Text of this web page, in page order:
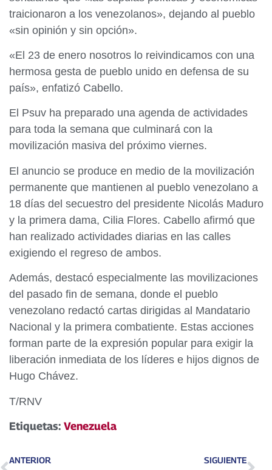
traicionaron a los venezolanos», dejando al pueblo
«sin opinión y sin opción».
«El 23 de enero nosotros lo reivindicamos con una
hermosa gesta de pueblo unido en defensa de su
país», enfatizó Cabello.
El Psuv ha preparado una agenda de actividades
para toda la semana que culminará con la
movilización masiva del próximo viernes.
El anuncio se produce en medio de la movilización
permanente que mantienen al pueblo venezolano a
18 días del secuestro del presidente Nicolás Maduro
y la primera dama, Cilia Flores. Cabello afirmó que
han realizado actividades diarias en las calles
exigiendo el regreso de ambos.
Además, destacó especialmente las movilizaciones
del pasado fin de semana, donde el pueblo
venezolano redactó cartas dirigidas al Mandatario
Nacional y la primera combatiente. Estas acciones
forman parte de la expresión popular para exigir la
liberación inmediata de los líderes e hijos dignos de
Hugo Chávez.
T/RNV
Etiquetas: Venezuela
ANTERIOR SIGUIENTE